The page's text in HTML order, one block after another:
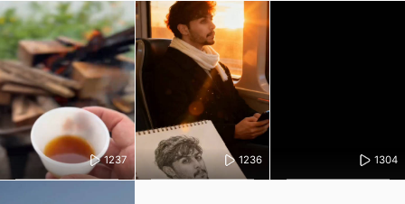
1237 1236 1304